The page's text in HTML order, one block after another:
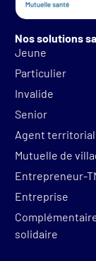
Nos solutions
Jeune
Particulier
Invalide
Senior
Agent territorial
Mutuelle de
Entrepreneur-
Entreprise
solidaire